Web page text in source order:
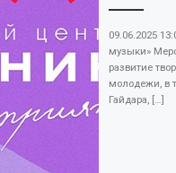
09.06.2025
музыки»
развитие
молодежи, в
Гайдара, […]